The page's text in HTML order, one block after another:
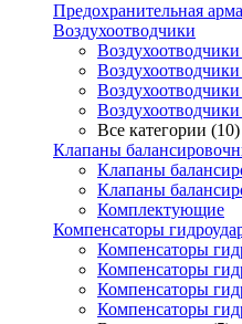
Предохранительная
Воздухоотводчики
Все категории (10)
Клапаны
Клапаны
Клапаны
Комплектующие
Компенсаторы
Компенсаторы
Компенсаторы
Компенсаторы
Компенсаторы